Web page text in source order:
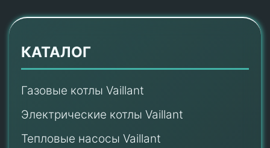
КАТАЛОГ
Газовые котлы Vaillant
Электрические котлы Vaillant
Тепловые насосы Vaillant